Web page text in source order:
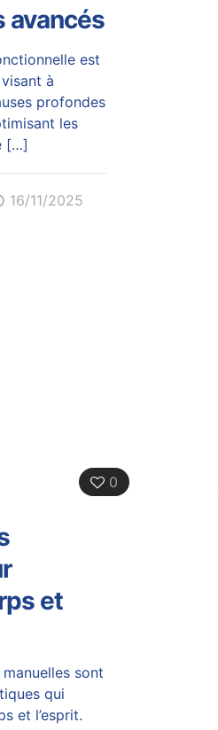
avancés
est
à
profondes
les
[…]
16/11/2025
0
et
manuelles sont
qui
et l’esprit.